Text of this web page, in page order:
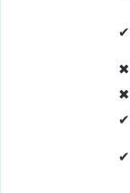
✔
✖
✖
✔
✔